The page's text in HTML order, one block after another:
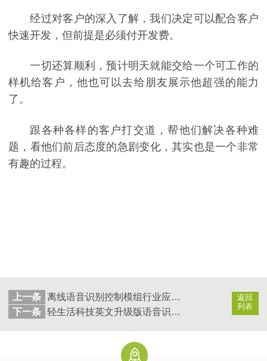
经过对客户的深入了解，我们决定可以配合客户
快速开发，但前提是必须付开发费。
一切还算顺利，预计明天就能交给一个可工作的
样机给客户，他也可以去给朋友展示他超强的能力
了。
跟各种各样的客户打交道，帮他们解决各种难
题，看他们前后态度的急剧变化，其实也是一个非常
有趣的过程。
返回
列表
上一条
离线语音识别控制模组行业应用五大特点之“小”_轻生活科技
下一条
轻生活科技英文升级版语音识别控制方案研发成功_轻生活科技